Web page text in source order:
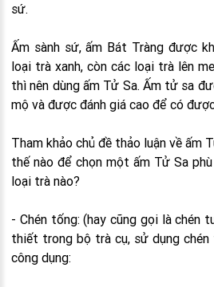
sứ.
Ấm sành sứ, ấm Bát Tràng được
loại trà xanh, còn các loại trà lên
thì nên dùng ấm Tử Sa. Ấm tử sa
mộ và được đánh giá cao để có
Tham khảo chủ đề thảo luận về ấm
thế nào để chọn một ấm Tử Sa
loại trà nào?
- Chén tống: (hay cũng gọi là chén
thiết trong bộ trà cụ, sử dụng
công dụng: